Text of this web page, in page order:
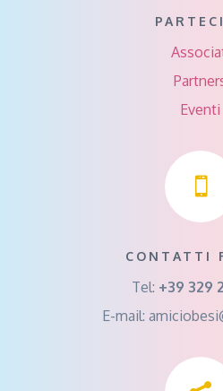
Eventi

CONTATTI
Tel: +39 329
E-mail: